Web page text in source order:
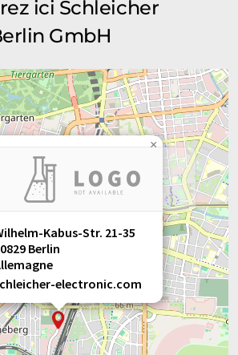
ici Schleicher
GmbH
Kabus-Str. 21-35
Berlin
electronic.com
×